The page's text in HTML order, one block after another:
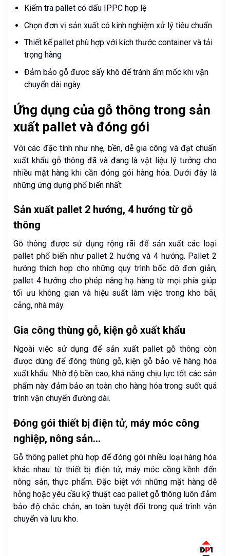
Kiểm tra pallet có dấu IPPC hợp lệ
Chọn đơn vị sản xuất có kinh nghiệm xử lý tiêu chuẩn
Thiết kế pallet phù hợp với kích thước container và tải
trọng hàng
Đảm bảo gỗ được sấy khô để tránh ẩm mốc khi vận
chuyển dài ngày
Ứng dụng của gỗ thông trong sản
xuất pallet và đóng gói
Với các đặc tính như nhẹ, bền, dễ gia công và đạt chuẩn
xuất khẩu gỗ thông đã và đang là vật liệu lý tưởng cho
nhiều mặt hàng khi cần đóng gói hàng hóa. Dưới đây là
những ứng dụng phổ biến nhất:
Sản xuất pallet 2 hướng, 4 hướng từ gỗ
thông
Gỗ thông được sử dụng rộng rãi để sản xuất các loại
pallet phổ biến như pallet 2 hướng và 4 hướng. Pallet 2
hướng thích hợp cho những quy trình bốc dỡ đơn giản,
pallet 4 hướng cho phép nâng hạ hàng từ mọi phía giúp
tối ưu không gian và hiệu suất làm việc trong kho bãi,
cảng, nhà máy.
Gia công thùng gỗ, kiện gỗ xuất khẩu
Ngoài việc sử dụng để sản xuất pallet gỗ thông còn
được dùng để đóng thùng gỗ, kiện gỗ bảo vệ hàng hóa
xuất khẩu. Nhờ độ bền cao, khả năng chịu lực tốt các sản
phẩm này đảm bảo an toàn cho hàng hóa trong suốt quá
trình vận chuyển đường dài.
Đóng gói thiết bị điện tử, máy móc công
nghiệp, nông sản…
Gỗ thông pallet phù hợp để đóng gói nhiều loại hàng hóa
khác nhau: từ thiết bị điện tử, máy móc cồng kềnh đến
nông sản, thực phẩm. Đặc biệt với những mặt hàng dễ
hỏng hoặc yêu cầu kỹ thuật cao pallet gỗ thông luôn đảm
bảo độ chắc chắn, an toàn tuyệt đối trong quá trình vận
chuyển và lưu kho.